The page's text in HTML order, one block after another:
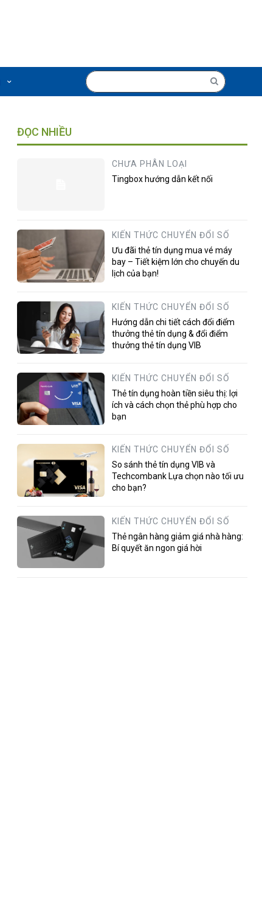
ĐỌC NHIỀU
CHƯA PHÂN LOẠI
Tingbox hướng dẫn kết nối
KIẾN THỨC CHUYỂN ĐỔI SỐ
Ưu đãi thẻ tín dụng mua vé máy
bay – Tiết kiệm lớn cho chuyến du
lịch của bạn!
KIẾN THỨC CHUYỂN ĐỔI SỐ
Hướng dẫn chi tiết cách đổi điểm
thưởng thẻ tín dụng & đổi điểm
thưởng thẻ tín dụng VIB
KIẾN THỨC CHUYỂN ĐỔI SỐ
Thẻ tín dụng hoàn tiền siêu thị: lợi
ích và cách chọn thẻ phù hợp cho
bạn
KIẾN THỨC CHUYỂN ĐỔI SỐ
So sánh thẻ tín dụng VIB và
Techcombank Lựa chọn nào tối ưu
cho bạn?
KIẾN THỨC CHUYỂN ĐỔI SỐ
Thẻ ngân hàng giảm giá nhà hàng:
Bí quyết ăn ngon giá hời